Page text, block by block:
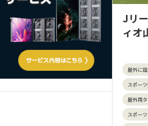
Jリ
ィオ
屋外に
スポー
屋外用
スポー